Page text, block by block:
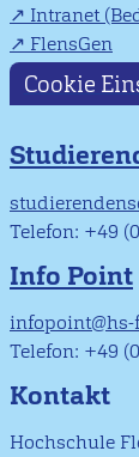
Intranet
FlensGen
Cookie
Telefon: +49
Info Point
Telefon: +49
Kontakt
Hochschule